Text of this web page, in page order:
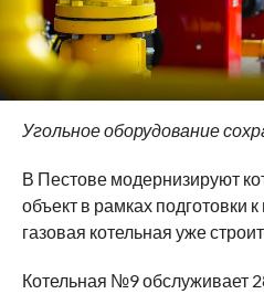
Угольное оборудование
В Пестове модернизируют
объект в рамках подготовки
газовая котельная уже
Котельная №9 обслуживает